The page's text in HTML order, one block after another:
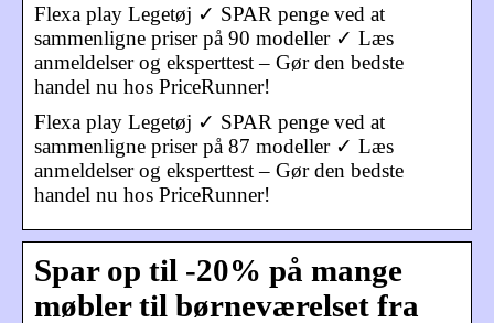
Flexa play Legetøj ✓ SPAR penge ved at
sammenligne priser på 90 modeller ✓ Læs
anmeldelser og eksperttest – Gør den bedste
handel nu hos PriceRunner!
Flexa play Legetøj ✓ SPAR penge ved at
sammenligne priser på 87 modeller ✓ Læs
anmeldelser og eksperttest – Gør den bedste
handel nu hos PriceRunner!
Spar op til -20% på mange
møbler til børneværelset fra